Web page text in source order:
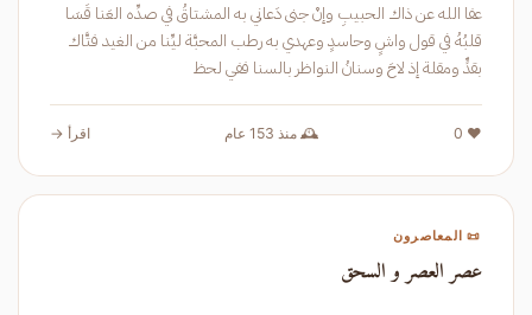
عفا الله عن ذاك الحبيبِ وإنْ جنى دَعاني به المشتاقُ في صدِّه العَنا قَسَا
قلبُهُ في قول واشٍ وحاسدٍ وعهدي به رطب المحبَّة ليِّنا من الغيد فتَّاك
بقدٍّ ومقلة إذ لاحَ وسنانُ النواظر بالسنا ففي لحظ
❤️ 0 🕰️ منذ 153 عام اقرأ →
📜 المعاصرون
عصر العصر و السحق